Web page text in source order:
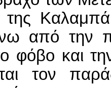
από την
φόβο και
τον